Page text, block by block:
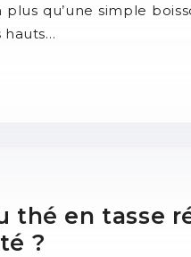
qu’une simple
hauts…
thé en tasse
?